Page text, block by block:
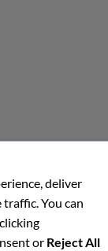
deliver
You can
or Reject All